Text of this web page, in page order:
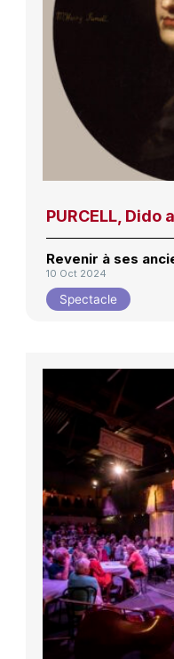
PURCELL,
Revenir à ses
10 Oct 2024
Spectacle